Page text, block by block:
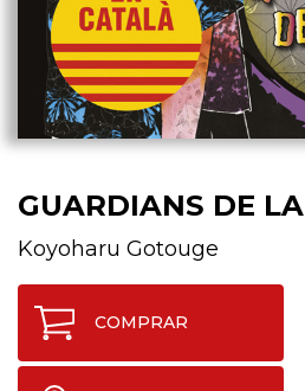
GUARDIANS DE
Koyoharu Gotouge
COMPRAR